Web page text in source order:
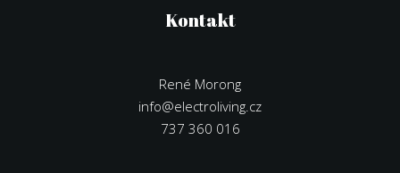
Kontakt
René Morong
info@electroliving.cz
737 360 016